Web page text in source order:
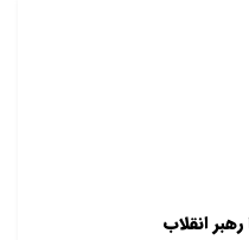
انقلاب